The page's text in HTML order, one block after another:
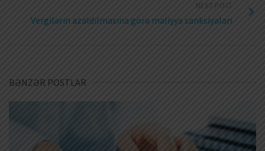
NEXT POST
Vergilərin azaldılmasına görə maliyyə sanksiyaları
BƏNZƏR POSTLAR